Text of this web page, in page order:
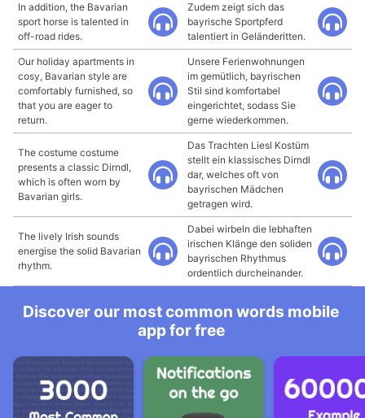
In addition, the Bavarian
sport horse is talented in
off-road rides.
Zudem zeigt sich das
bayrische Sportpferd
talentiert in Geländeritten.
Our holiday apartments in
cosy, Bavarian style are
comfortably furnished, so
that you are eager to
return.
Unsere Ferienwohnungen
im gemütlich, bayrischen
Stil sind komfortabel
eingerichtet, sodass Sie
gerne wiederkommen.
The costume costume
presents a classic Dirndl,
which is often worn by
Bavarian girls.
Das Trachten Liesl Kostüm
stellt ein klassisches Dirndl
dar, welches oft von
bayrischen Mädchen
getragen wird.
The lively Irish sounds
energise the solid Bavarian
rhythm.
Dabei wirbeln die lebhaften
irischen Klänge den soliden
bayrischen Rhythmus
ordentlich durcheinander.
Discover our most common words mobile
app for free